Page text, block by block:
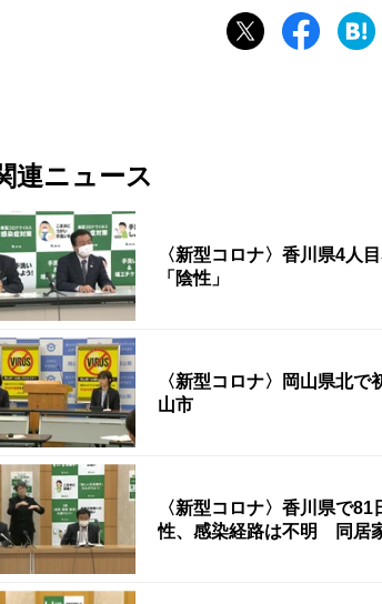
連ニュース
〈新型コロナ〉香川県4人
「陰性」
〈新型コロナ〉岡山県北
山市
〈新型コロナ〉香川県で
性、感染経路は不明 同居